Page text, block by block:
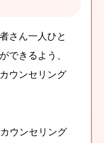
さん一人ひと
できるよう、
ウンセリング
ウンセリング